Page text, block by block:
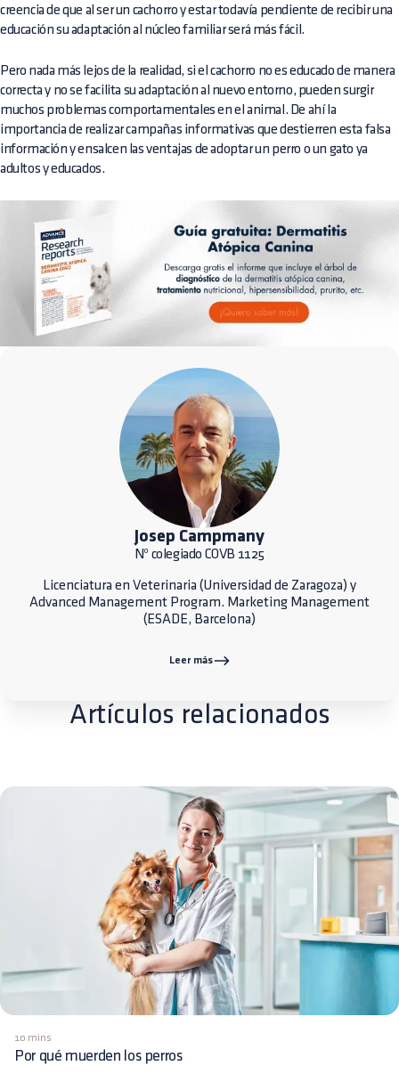
creencia de que al ser un cachorro y estar todavía pendiente de recibir una
educación su adaptación al núcleo familiar será más fácil.
Pero nada más lejos de la realidad, si el cachorro no es educado de manera
correcta y no se facilita su adaptación al nuevo entorno, pueden surgir
muchos problemas comportamentales en el animal. De ahí la
importancia de realizar campañas informativas que destierren esta falsa
información y ensalcen las ventajas de adoptar un perro o un gato ya
adultos y educados.
Josep Campmany
Nº colegiado COVB 1125
Licenciatura en Veterinaria (Universidad de Zaragoza) y
Advanced Management Program. Marketing Management
(ESADE, Barcelona)
Leer más
Artículos relacionados
10 mins
Por qué muerden los perros